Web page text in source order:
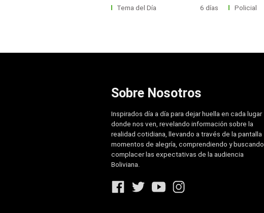
Tema del Día 6 días Policial
Sobre Nosotros
Inspirados día a día para dejar huella en cada lugar
donde nos ven, revelando información sobre la
realidad cotidiana, llevando a través de la pantalla
momentos de alegría, comprendiendo y buscando
complacer las expectativas de la audiencia
Boliviana.